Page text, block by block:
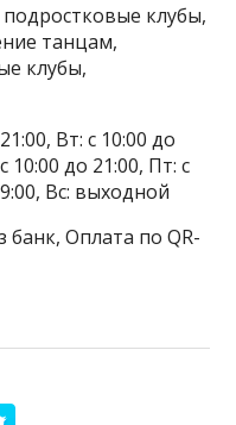
клубы,
танцам,
клубы,
Вт: с 10:00 до
10:00 до 21:00, Пт: с
Вс: выходной
банк, Оплата по QR-